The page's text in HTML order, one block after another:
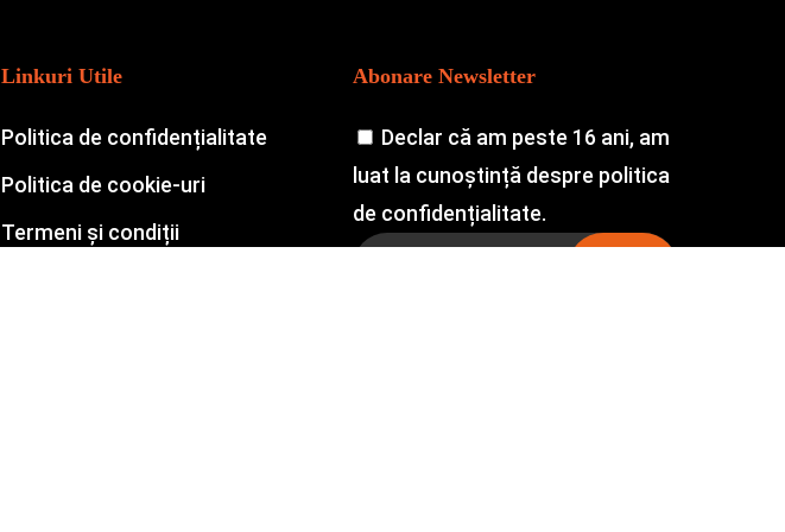
Linkuri Utile
Politica de confidențialitate
Politica de cookie-uri
Termeni și condiții
Abonare Newsletter
Declar că am peste 16 ani, am
luat la cunoștință despre politica
de confidențialitate.